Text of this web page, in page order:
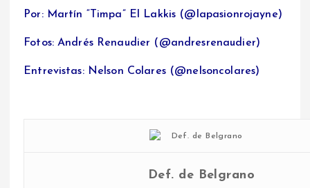
Por: Martín “Timpa” El Lakkis (@lapasionrojayne)
Fotos: Andrés Renaudier (@andresrenaudier)
Entrevistas: Nelson Colares (@nelsoncolares)
Def. de Belgrano